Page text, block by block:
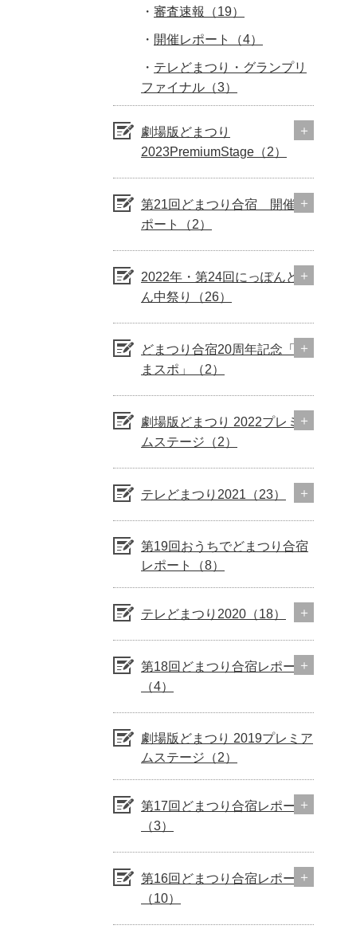
審査速報（19）
開催レポート（4）
テレどまつり・グランプリ
ファイナル（3）
劇場版どまつり
2023PremiumStage（2）
第21回どまつり合宿 開催レ
ポート（2）
2022年・第24回にっぽんど真
ん中祭り（26）
どまつり合宿20周年記念「ど
まスポ」（2）
劇場版どまつり 2022プレミア
ムステージ（2）
テレどまつり2021（23）
第19回おうちでどまつり合宿
レポート（8）
テレどまつり2020（18）
第18回どまつり合宿レポート
（4）
劇場版どまつり 2019プレミア
ムステージ（2）
第17回どまつり合宿レポート
（3）
第16回どまつり合宿レポート
（10）